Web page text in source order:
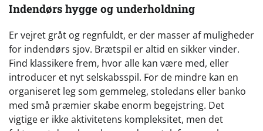
Indendørs hygge og underholdning
Er vejret gråt og regnfuldt, er der masser af muligheder
for indendørs sjov. Brætspil er altid en sikker vinder.
Find klassikere frem, hvor alle kan være med, eller
introducer et nyt selskabsspil. For de mindre kan en
organiseret leg som gemmeleg, stoledans eller banko
med små præmier skabe enorm begejstring. Det
vigtige er ikke aktivitetens kompleksitet, men det